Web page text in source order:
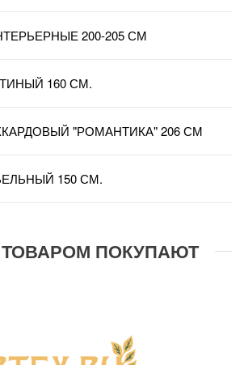
200-205 СМ
160 СМ.
"РОМАНТИКА" 206 СМ
150 СМ.
ПОКУПАЮТ